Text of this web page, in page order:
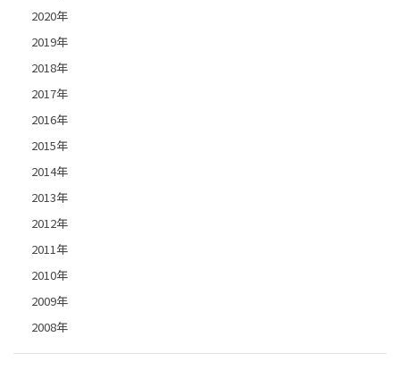
2020年
2019年
2018年
2017年
2016年
2015年
2014年
2013年
2012年
2011年
2010年
2009年
2008年